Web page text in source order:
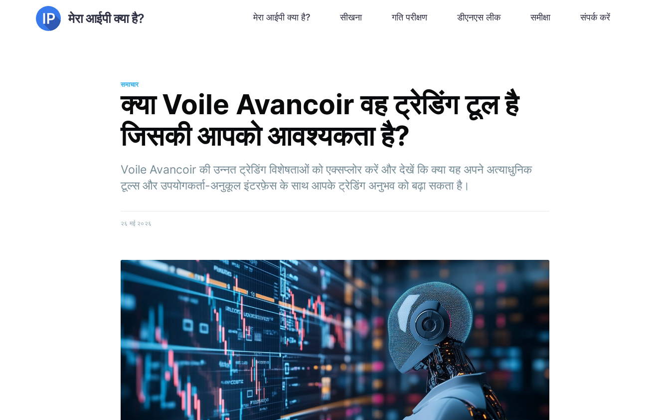
मेरा आईपी क्या है? मेरा आईपी क्या है? सीखना गति परीक्षण डीएनएस लीक समीक्षा संपर्क करें
समाचार
क्या Voile Avancoir वह ट्रेडिंग टूल है
जिसकी आपको आवश्यकता है?
Voile Avancoir की उन्नत ट्रेडिंग विशेषताओं को एक्सप्लोर करें और देखें कि क्या यह अपने अत्याधुनिक
टूल्स और उपयोगकर्ता-अनुकूल इंटरफ़ेस के साथ आपके ट्रेडिंग अनुभव को बढ़ा सकता है।
२६ मई २०२६